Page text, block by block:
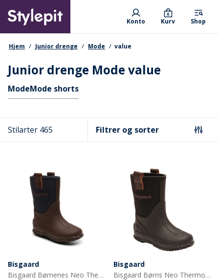
main
content
Primary departments
Konto Kurv
0
Shop
navigationssti
Hjem Junior drenge Mode value
Junior drenge Mode value
Hurtige links
ModeMode shorts
Stilarter 465 Filtrer og sorter
Bisgaard
Bisgaard Børnenes Neo Thermo Gummistøvler Blå
Bisgaard
Bisgaard Børns Neo Thermo Gummistøvler Sort